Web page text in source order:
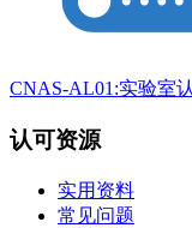
CNAS-AL01:实验室
认可资源
实用资料
常见问题